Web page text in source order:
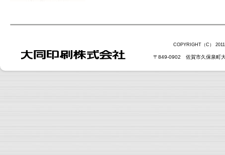
COPYRIGHT（C）
〒849-0902 佐賀市久保泉町